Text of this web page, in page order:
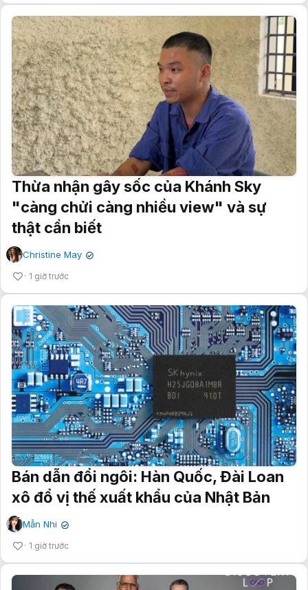
Thừa nhận gây sốc của Khánh Sky
"càng chửi càng nhiều view" và sự
thật cần biết
Christine May ✔
1 giờ trước
Bán dẫn đổi ngôi: Hàn Quốc, Đài Loan
xô đổ vị thế xuất khẩu của Nhật Bản
Mẫn Nhi ✔
1 giờ trước